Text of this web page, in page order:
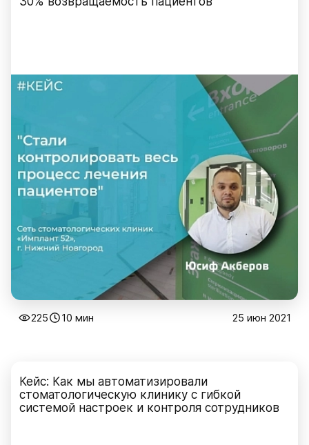
225 10 мин 25 июн 2021
Кейс: Как мы автоматизировали
стоматологическую клинику с гибкой
системой настроек и контроля сотрудников